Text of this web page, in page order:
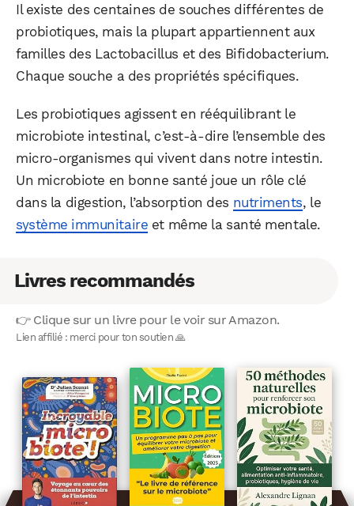
Il existe des centaines de souches différentes de
probiotiques, mais la plupart appartiennent aux
familles des Lactobacillus et des Bifidobacterium.
Chaque souche a des propriétés spécifiques.
Les probiotiques agissent en rééquilibrant le
microbiote intestinal, c’est-à-dire l’ensemble des
micro-organismes qui vivent dans notre intestin.
Un microbiote en bonne santé joue un rôle clé
dans la digestion, l’absorption des nutriments, le
système immunitaire et même la santé mentale.
Livres recommandés
👉 Clique sur un livre pour le voir sur Amazon.
Lien affilié : merci pour ton soutien 🙏